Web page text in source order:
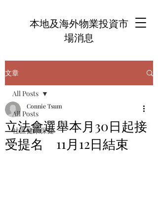
本地及海外物業投資市
場消息
文章
All Posts
社區健康保健
All Posts
立法會選舉本月30日起接
受提名 11月12日結束
Connie Tsum